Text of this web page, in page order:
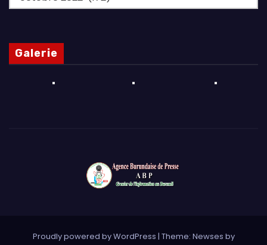
Galerie
Proudly powered by WordPress | Theme: Newses by